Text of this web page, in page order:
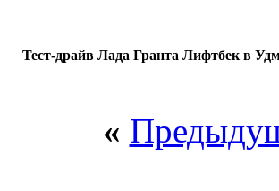
Тест-драйв Лада Гранта Лифтбек в
«